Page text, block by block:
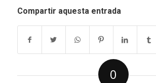
Compartir aquesta entrada
0